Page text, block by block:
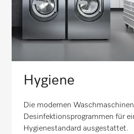
Hygiene
Die modernen
Desinfektionsprogrammen für
Hygienestandard ausgestattet.